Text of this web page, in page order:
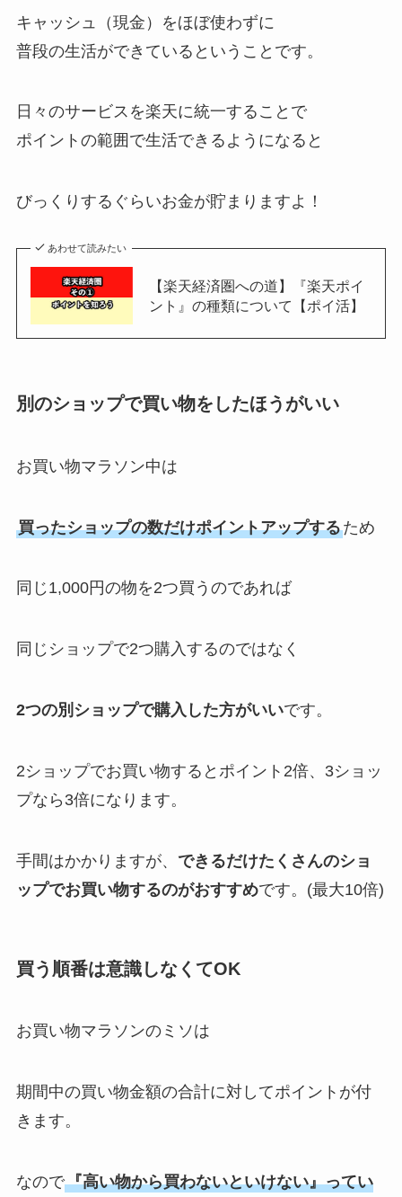
キャッシュ（現金）をほぼ使わずに
普段の生活ができているということです。
日々のサービスを楽天に統一することで
ポイントの範囲で生活できるようになると
びっくりするぐらいお金が貯まりますよ！
あわせて読みたい
【楽天経済圏への道】『楽天ポイ
ント』の種類について【ポイ活】
別のショップで買い物をしたほうがいい
お買い物マラソン中は
買ったショップの数だけポイントアップするため
同じ1,000円の物を2つ買うのであれば
同じショップで2つ購入するのではなく
2つの別ショップで購入した方がいいです。
2ショップでお買い物するとポイント2倍、3ショッ
プなら3倍になります。
手間はかかりますが、 できるだけたくさんのショ
ップでお買い物するのがおすすめです。(最大10倍)
買う順番は意識しなくてOK
お買い物マラソンのミソは
期間中の買い物金額の合計に対してポイントが付
きます。
なので『高い物から買わないといけない』ってい